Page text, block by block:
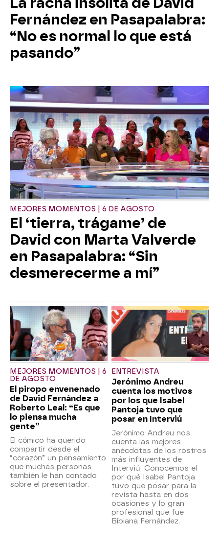
Fernández en Pasapalabra:
“No es normal lo que está
pasando”
MEJORES MOMENTOS | 6 DE AGOSTO
El ‘tierra, trágame’ de
David con Marta Valverde
en Pasapalabra: “Sin
desmerecerme a mí”
MEJORES MOMENTOS | 6
DE AGOSTO
El piropo envenenado
de David Fernández a
Roberto Leal: “Es que
lo piensa mucha
gente”
El cómico ha querido
compartir desde el
“corazón” un pensamiento
que muchas personas
también le han contado
sobre el presentador.
ENTREVISTA
Jerónimo Andreu
cuenta los motivos
por los que Isabel
Pantoja tuvo que
posar en Interviú
Jerónimo Andreu nos
cuenta las mejores
anécdotas de los rostros
más influyentes de
Interviú. Conocemos el
por qué Isabel Pantoja
tuvo que posar para la
revista hasta en dos
ocasiones y lo gran
profesional que fue
Bibiana Fernández.